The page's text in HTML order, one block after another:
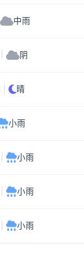
中雨
阴
晴
小雨
小雨
小雨
小雨